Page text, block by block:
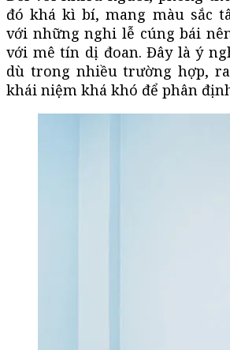
đó khá kì bí, mang màu sắc
với những nghi lễ cúng bái
với mê tín dị đoan. Đây là ý
dù trong nhiều trường hợp,
khái niệm khá khó để phân